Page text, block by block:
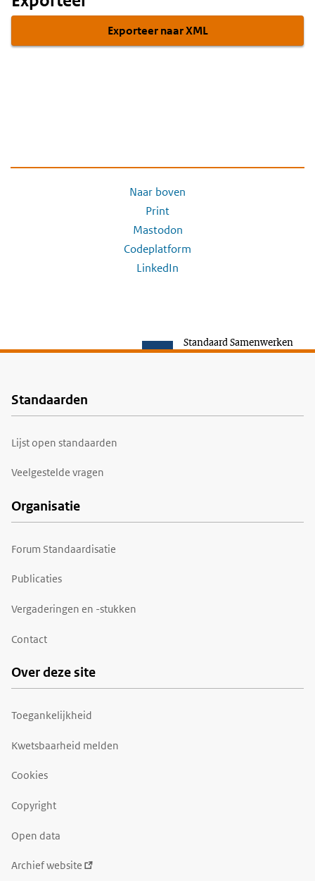
Exporteer naar XML
Naar boven
Print
Mastodon
Codeplatform
LinkedIn
Standaard Samenwerken
Voet
Standaarden
Lijst open standaarden
Veelgestelde vragen
Organisatie
Forum Standaardisatie
Publicaties
Vergaderingen en -stukken
Contact
Over deze site
Toegankelijkheid
Kwetsbaarheid melden
Cookies
Copyright
Open data
Archief website